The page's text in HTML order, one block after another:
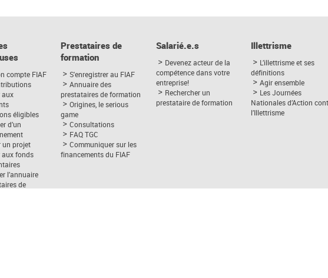
compte FIAF
aux
éligibles
d’un
un projet
aux fonds
l’annuaire
de
Prestataires de
formation
S'enregistrer au FIAF
Annuaire des
prestataires de formation
Origines, le serious
game
Consultations
FAQ TGC
Communiquer sur les
financements du FIAF
Salarié.e.s
Devenez acteur de la
compétence dans votre
entreprise!
Rechercher un
prestataire de formation
Illettrisme
L’illettrisme et ses
définitions
Agir ensemble
Les Journées
Nationales d’Action
l’Illettrisme